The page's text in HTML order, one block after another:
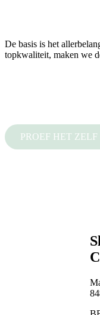
De basis is het
topkwaliteit, maken we
PROEF HET ZELF